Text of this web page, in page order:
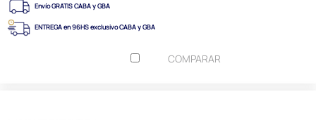
Envío GRATIS CABA y GBA
ENTREGA en 96HS exclusivo CABA y GBA
COMPARAR